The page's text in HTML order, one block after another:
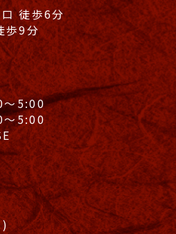
徒歩6分
歩9分
5:00
5:00